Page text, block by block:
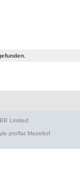
Limited
proflat Mazeltof